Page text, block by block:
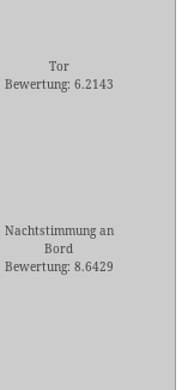
Tor
Bewertung: 6.2143
Nachtstimmung an
Bord
Bewertung: 8.6429